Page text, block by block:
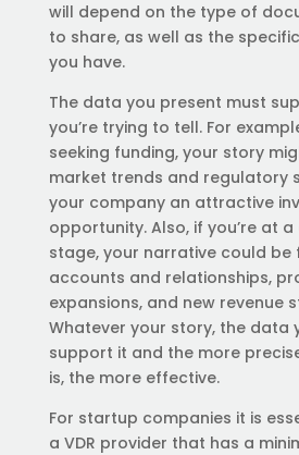
will depend on the type of
to share, as well as the
you have.
The data you present must
you’re trying to tell. For
seeking funding, your story
market trends and regulatory
your company an attractive
opportunity. Also, if you’re at
stage, your narrative could be
accounts and relationships,
expansions, and new revenue
Whatever your story, the data
support it and the more
is, the more effective.
For startup companies it is
a VDR provider that has a